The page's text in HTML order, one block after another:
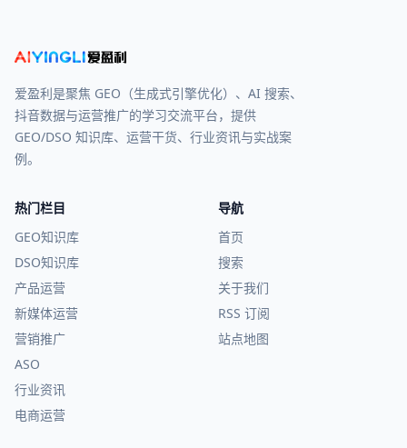
爱盈利是聚焦 GEO（生成式引擎优化）、AI 搜索、
抖音数据与运营推广的学习交流平台，提供
GEO/DSO 知识库、运营干货、行业资讯与实战案
例。
热门栏目
GEO知识库
DSO知识库
产品运营
新媒体运营
营销推广
ASO
行业资讯
电商运营
导航
首页
搜索
关于我们
RSS 订阅
站点地图